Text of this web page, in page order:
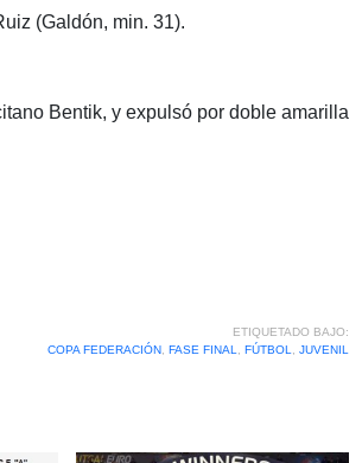
(Galdón, min. 31).
Bentik, y expulsó por doble amarilla
ETIQUETADO BAJO:
COPA FEDERACIÓN, FASE FINAL FÚTBOL JUVENIL